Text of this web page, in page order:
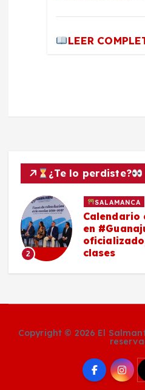
LEER
¿Te lo perdiste?
2
SALAMANCA
Calendario
en
clases
Copyright © 2026 El